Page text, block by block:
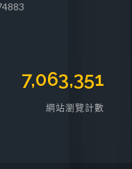
7,063,351
網站瀏覽計數